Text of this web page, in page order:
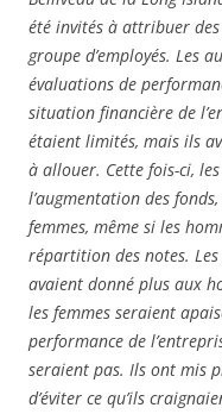
été invités à attribuer
groupe d’employés. Les
évaluations de
situation financière de
étaient limités, mais ils
à allouer. Cette fois-ci,
l’augmentation des
femmes, même si les
répartition des notes. Les
avaient donné plus aux
les femmes seraient
performance de
seraient pas. Ils ont mis
d’éviter ce qu’ils